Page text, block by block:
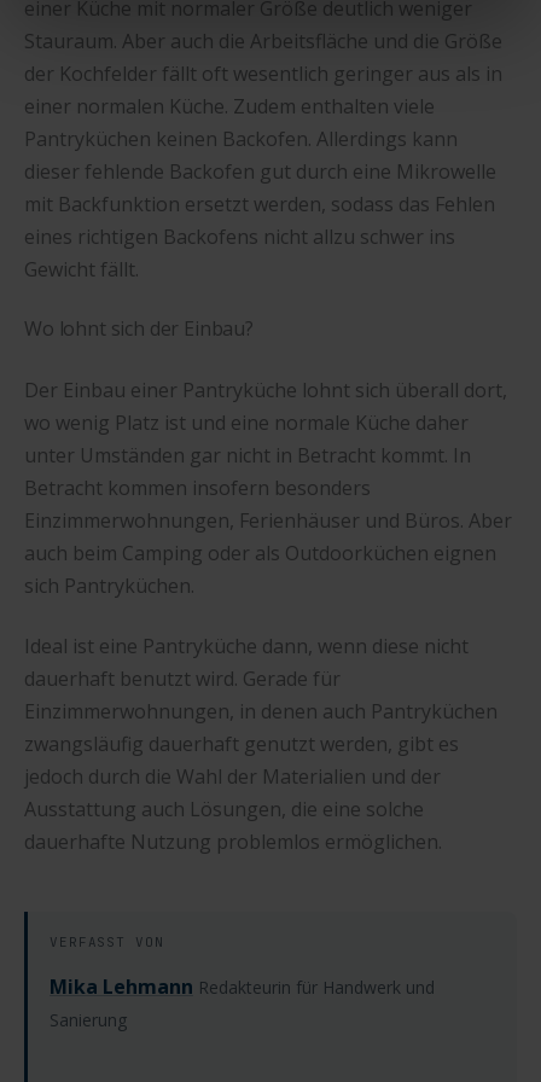
einer Küche mit normaler Größe deutlich weniger
Stauraum. Aber auch die Arbeitsfläche und die Größe
der Kochfelder fällt oft wesentlich geringer aus als in
einer normalen Küche. Zudem enthalten viele
Pantryküchen keinen Backofen. Allerdings kann
dieser fehlende Backofen gut durch eine Mikrowelle
mit Backfunktion ersetzt werden, sodass das Fehlen
eines richtigen Backofens nicht allzu schwer ins
Gewicht fällt.
Wo lohnt sich der Einbau?
Der Einbau einer Pantryküche lohnt sich überall dort,
wo wenig Platz ist und eine normale Küche daher
unter Umständen gar nicht in Betracht kommt. In
Betracht kommen insofern besonders
Einzimmerwohnungen, Ferienhäuser und Büros. Aber
auch beim Camping oder als Outdoorküchen eignen
sich Pantryküchen.
Ideal ist eine Pantryküche dann, wenn diese nicht
dauerhaft benutzt wird. Gerade für
Einzimmerwohnungen, in denen auch Pantryküchen
zwangsläufig dauerhaft genutzt werden, gibt es
jedoch durch die Wahl der Materialien und der
Ausstattung auch Lösungen, die eine solche
dauerhafte Nutzung problemlos ermöglichen.
VERFASST VON
Mika Lehmann Redakteurin für Handwerk und
Sanierung